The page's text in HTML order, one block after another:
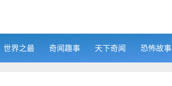
世界之最 奇闻趣事 天下奇闻 恐怖故事